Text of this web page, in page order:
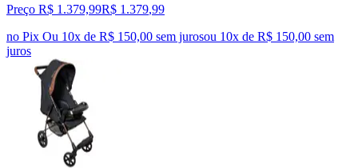
Preço R$ 1.379,99R$ 1.379,99
no Pix Ou 10x de R$ 150,00 sem jurosou 10x de R$ 150,00 sem
juros